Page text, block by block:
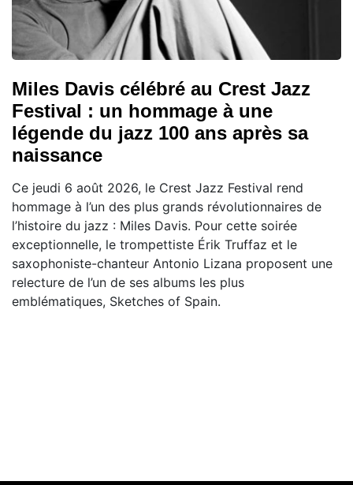
Miles Davis célébré au Crest Jazz
Festival : un hommage à une
légende du jazz 100 ans après sa
naissance
Ce jeudi 6 août 2026, le Crest Jazz Festival rend
hommage à l’un des plus grands révolutionnaires de
l’histoire du jazz : Miles Davis. Pour cette soirée
exceptionnelle, le trompettiste Érik Truffaz et le
saxophoniste-chanteur Antonio Lizana proposent une
relecture de l’un de ses albums les plus
emblématiques, Sketches of Spain.